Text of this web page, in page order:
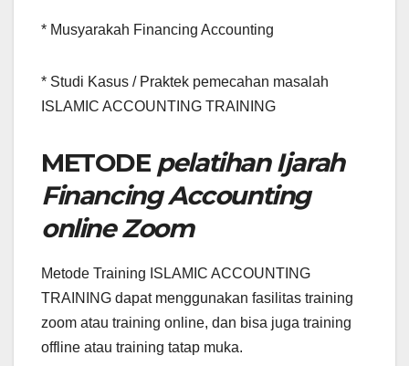
* Musyarakah Financing Accounting
* Studi Kasus / Praktek pemecahan masalah
ISLAMIC ACCOUNTING TRAINING
METODE pelatihan Ijarah
Financing Accounting
online Zoom
Metode Training ISLAMIC ACCOUNTING
TRAINING dapat menggunakan fasilitas training
zoom atau training online, dan bisa juga training
offline atau training tatap muka.